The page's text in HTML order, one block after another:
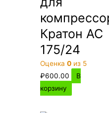
Кратон AC
175/24
Оценка0 из 5
₽600.00
В
корзину